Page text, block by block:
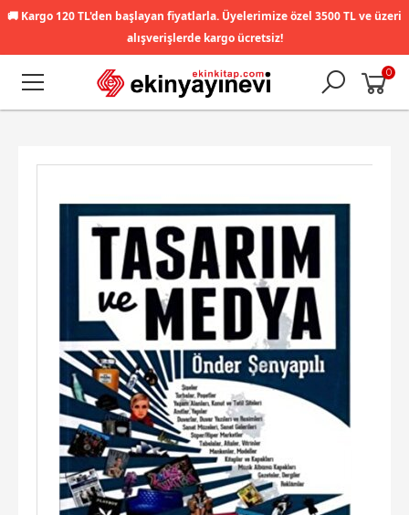
🚚 Kargo 120 TL'den başlayan fiyatlarla. Üyelerimize özel 3500 TL ve üzeri
alışverişlerde kargo ücretsiz!
0